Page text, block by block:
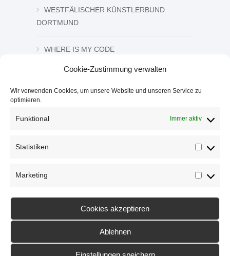
Cookie-Zustimmung verwalten
Wir verwenden Cookies, um unsere Website und unseren Service zu
optimieren.
Funktional Immer aktiv
Statistiken
Marketing
Cookies akzeptieren
Ablehnen
WESTFÄLISCHER KÜNSTLERBUND
DORTMUND
WHERE IS MY CODE
ZEICHNUNG UND GRAFIK